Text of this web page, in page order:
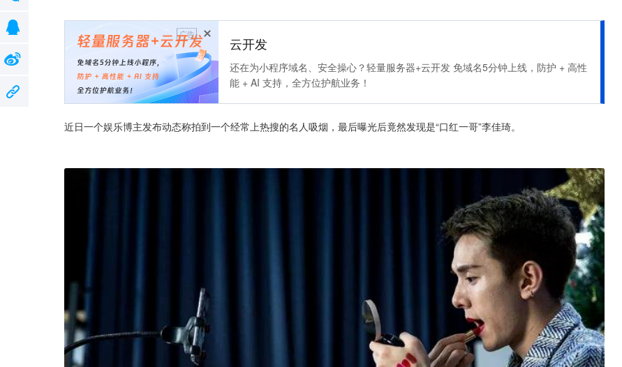
广告
云开发
还在为小程序域名、安全操心？轻量服务器+云开发 免域名5分钟上线，防护 + 高性
能 + AI 支持，全方位护航业务！
近日一个娱乐博主发布动态称拍到一个经常上热搜的名人吸烟，最后曝光后竟然发现是“口红一哥”李佳琦。